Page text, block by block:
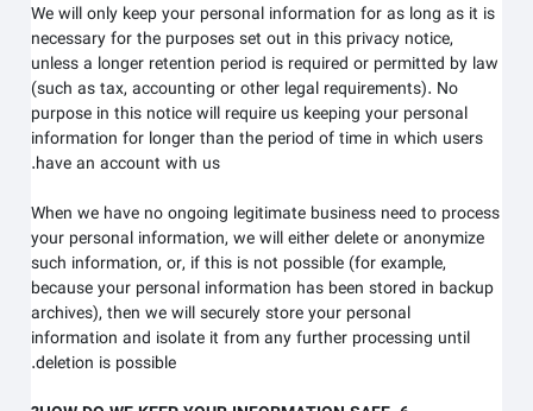
We will only keep your personal information for as long as it is
necessary for the purposes set out in this privacy notice,
unless a longer retention period is required or permitted by law
(such as tax, accounting or other legal requirements). No
purpose in this notice will require us keeping your personal
information for longer thanthe period of time in which users
have an account with us
.
When we have no ongoing legitimate business need to process
your personal information, we will either delete or anonymize
such information, or, if this is not possible (for example,
because your personal information has been stored in backup
archives), then we will securely store your personal
information and isolate it from any further processing until
deletion is possible.